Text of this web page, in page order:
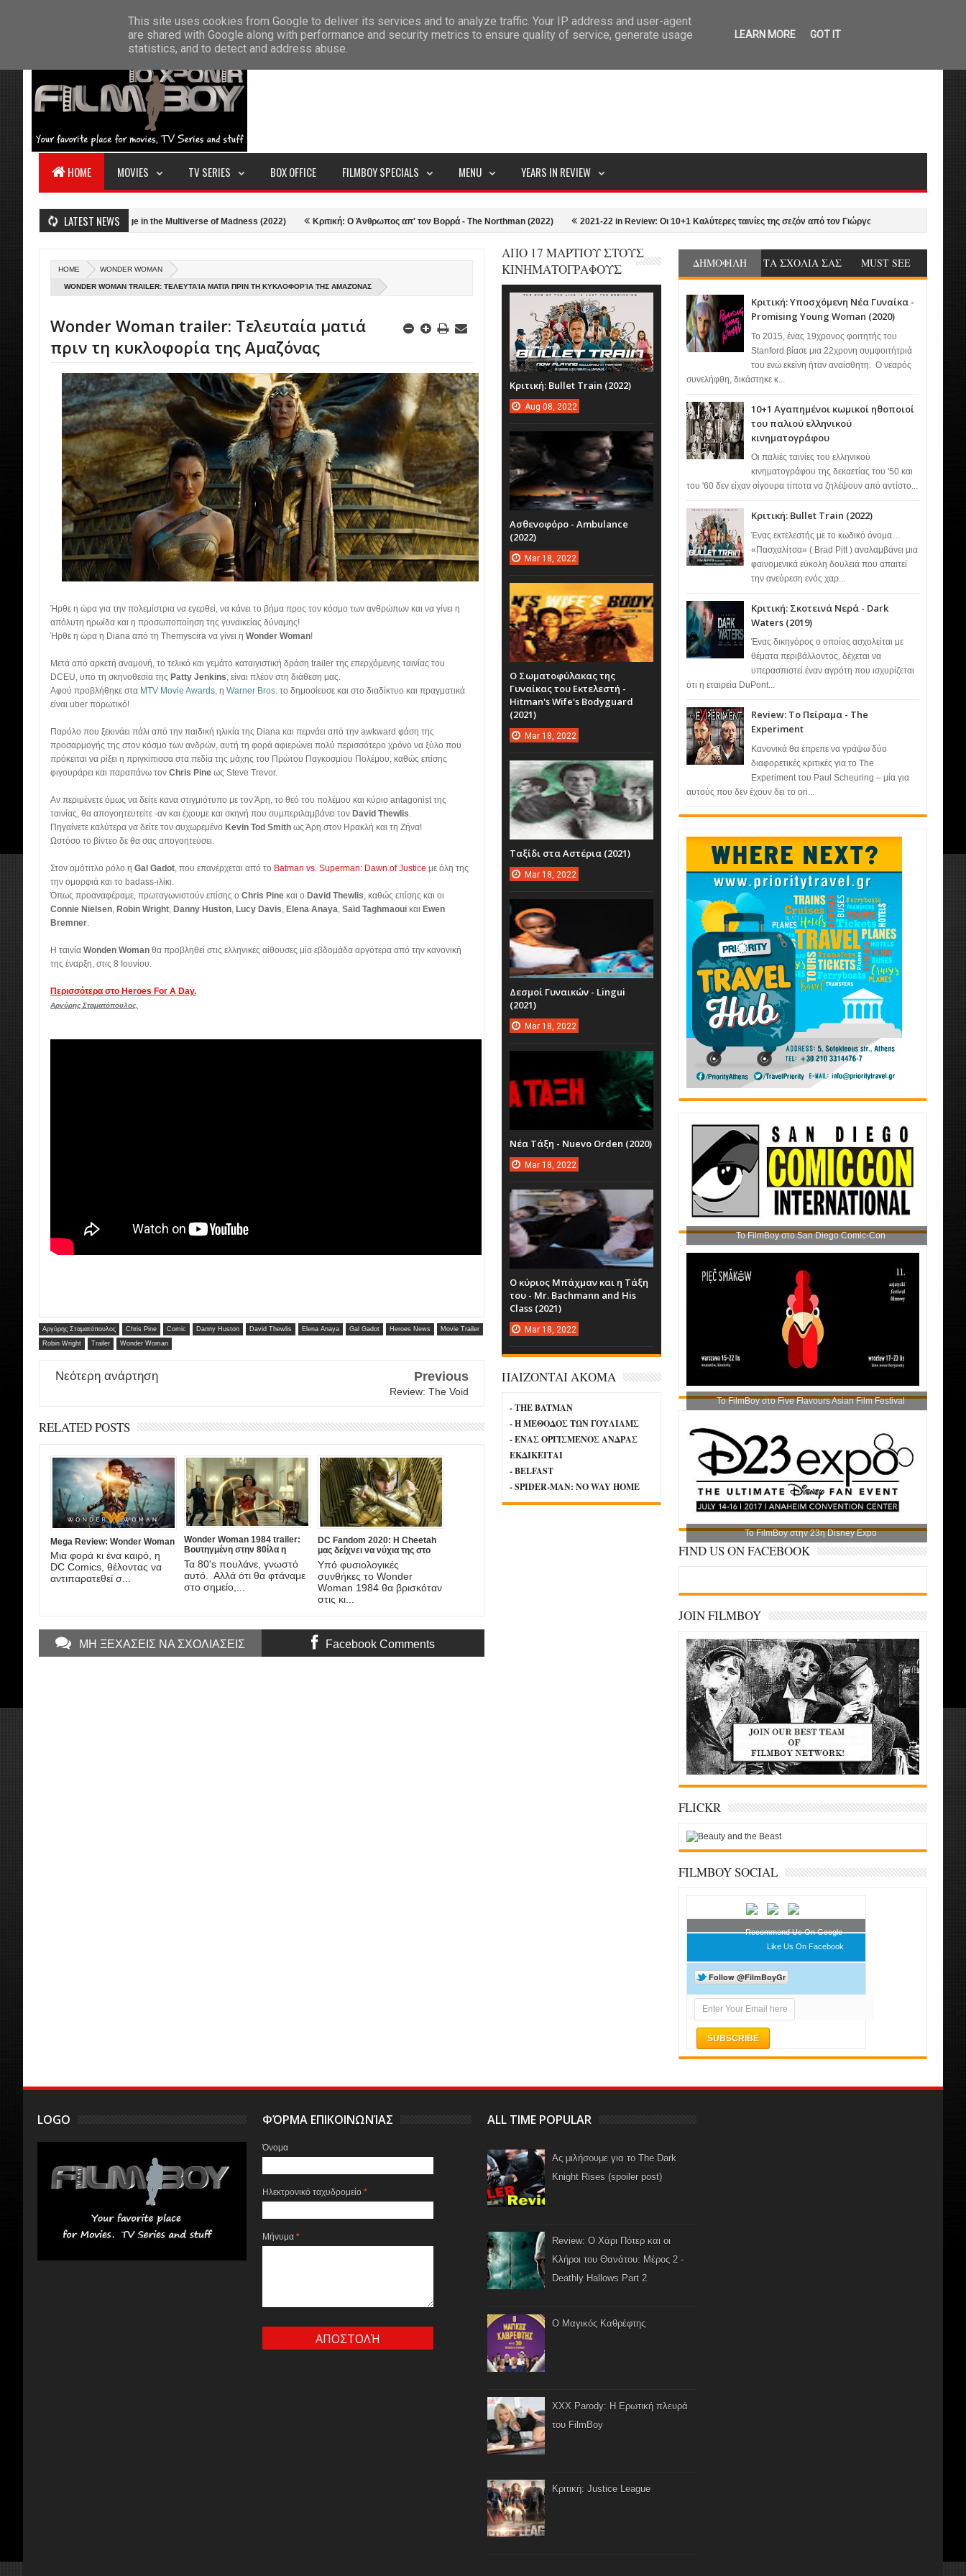
HOME ABOUT US CONTACT SITEMAP
HOME MOVIES TV SERIES BOX OFFICE FILMBOY SPECIALS MENU YEARS IN REVIEW
LATEST NEWS
Κριτική: Doctor Strange in the Multiverse of Madness (2022) Κριτική: Ο Άνθρωπος απ' τον Βορρά - The Northman (2022) 2021-22 in Review: Οι 10+1 Καλύτερες ταινίες της σεζόν από τον Γιώργο Νυκταράκη
HOME WONDER WOMAN
WONDER WOMAN TRAILER: ΤΕΛΕΥΤΑΊΑ ΜΑΤΙΆ ΠΡΙΝ ΤΗ ΚΥΚΛΟΦΟΡΊΑ ΤΗΣ ΑΜΑΖΌΝΑΣ
Wonder Woman trailer: Τελευταία ματιά
πριν τη κυκλοφορία της Αμαζόνας
Ήρθε η ώρα για την πολεμίστρια να εγερθεί, να κάνει το βήμα προς τον κόσμο των ανθρώπων και να γίνει η
απόλυτη ηρωίδα και η προσωποποίηση της γυναικείας δύναμης!
Ήρθε η ώρα η Diana από τη Themyscira να γίνει η Wonder Woman!
Μετά από αρκετή αναμονή, το τελικό και γεμάτο καταιγιστική δράση trailer της επερχόμενης ταινίας του
DCEU, υπό τη σκηνοθεσία της Patty Jenkins, είναι πλέον στη διάθεση μας.
Αφού προβλήθηκε στα MTV Movie Awards, η Warner Bros. το δημοσίευσε και στο διαδίκτυο και πραγματικά
είναι uber πορωτικό!
Παρόλο που ξεκινάει πάλι από την παιδική ηλικία της Diana και περνάει από την awkward φάση της
προσαρμογής της στον κόσμο των ανδρών, αυτή τη φορά αφιερώνει πολύ περισσότερο χρόνο να ξύλο που
πρόκειται να ρίξει η πριγκίπισσα στα πεδία της μάχης του Πρώτου Παγκοσμίου Πολέμου, καθώς επίσης
φιγουράρει και παραπάνω τον Chris Pine ως Steve Trevor.
Αν περιμένετε όμως να δείτε κανα στιγμιότυπο με τον Άρη, το θεό του πολέμου και κύριο antagonist της
ταινίας, θα απογοητευτείτε -αν και έχουμε και σκηνή που συμπεριλαμβάνει τον David Thewlis.
Πηγαίνετε καλύτερα να δείτε τον συχωρεμένο Kevin Tod Smith ως Άρη στον Ηρακλή και τη Ζήνα!
Ωστόσο το βίντεο δε θα σας απογοητεύσει.
Στον ομότιτλο ρόλο η Gal Gadot, που επανέρχεται από το Batman vs. Superman: Dawn of Justice με όλη της
την ομορφιά και το badass-ιλίκι.
Όπως προαναφέραμε, πρωταγωνιστούν επίσης ο Chris Pine και ο David Thewlis, καθώς επίσης και οι
Connie Nielsen, Robin Wright, Danny Huston, Lucy Davis, Elena Anaya, Said Taghmaoui και Ewen
Bremner.
Η ταινία Wonden Woman θα προβληθεί στις ελληνικές αίθουσες μία εβδομάδα αργότερα από την κανονική
της έναρξη, στις 8 Ιουνίου.
Περισσότερα στο Heroes For A Day.
Αργύρης Σταματόπουλος.
Αργύρης Σταματόπουλος Chris Pine Comic Danny Huston David Thewlis Elena Anaya Gal Gadot Heroes News
Movie Trailer
Robin Wright
Trailer Wonder Woman
Νεότερη ανάρτηση Previous
Review: The Void
RELATED POSTS
Mega Review: Wonder Woman
Μια φορά κι ένα καιρό, η
DC Comics, θέλοντας να
αντιπαρατεθεί σ...
Wonder Woman 1984 trailer:
Βουτηγμένη στην 80ίλα η
επιστροφή της Gal Gadot ως
Wonder Woman!
Τα 80's πουλάνε, γνωστό
αυτό. Αλλά ότι θα φτάναμε
στο σημείο,...
DC Fandom 2020: Η Cheetah
μας δείχνει να νύχια της στο
νέο trailer του Wonder Woman
1984
Υπό φυσιολογικές
συνθήκες το Wonder
Woman 1984 θα βρισκόταν
στις κι...
ΜΗ ΞΕΧΑΣΕΙΣ ΝΑ ΣΧΟΛΙΑΣΕΙΣ Facebook Comments
ΔΗΜΟΦΙΛΗ ΤΑ ΣΧΟΛΙΑ ΣΑΣ MUST SEE
Κριτική: Υποσχόμενη Νέα Γυναίκα -
Promising Young Woman (2020)
Το 2015, ένας 19χρονος φοιτητής του
Stanford βίασε μια 22χρονη συμφοιτήτριά
του ενώ εκείνη ήταν αναίσθητη. Ο νεαρός
συνελήφθη, δικάστηκε κ...
10+1 Αγαπημένοι κωμικοί ηθοποιοί
του παλιού ελληνικού
κινηματογράφου
Οι παλιές ταινίες του ελληνικού
κινηματογράφου της δεκαετίας του '50 και
του '60 δεν είχαν σίγουρα τίποτα να ζηλέψουν από αντίστο...
Κριτική: Bullet Train (2022)
Ένας εκτελεστής με το κωδικό όνομα…
«Πασχαλίτσα» ( Brad Pitt ) αναλαμβάνει μια
φαινομενικά εύκολη δουλειά που απαιτεί
την ανεύρεση ενός χαρ...
Κριτική: Σκοτεινά Νερά - Dark
Waters (2019)
Ένας δικηγόρος ο οποίος ασχολείται με
θέματα περιβάλλοντος, δέχεται να
υπερασπιστεί έναν αγρότη που ισχυρίζεται
ότι η εταιρεία DuPont...
Review: Το Πείραμα - The
Experiment
Κανονικά θα έπρεπε να γράψω δύο
διαφορετικές κριτικές για το The
Experiment του Paul Scheuring – μία για
αυτούς που δεν έχουν δει το ori...
Το FilmBoy στο San Diego Comic-Con
Το FilmBoy στο Five Flavours Asian Film Festival
Το FilmBoy στην 23η Disney Expo
FIND US ON FACEBOOK
JOIN FILMBOY
FLICKR
FILMBOY SOCIAL
Recommend Us On Google
Like Us On Facebook
ΑΠΟ 17 ΜΑΡΤΙΟΥ ΣΤΟΥΣ
ΚΙΝΗΜΑΤΟΓΡΑΦΟΥΣ
Κριτική: Bullet Train (2022)
Aug 08, 2022
Ασθενοφόρο - Ambulance
(2022)
Mar 18, 2022
Ο Σωματοφύλακας της
Γυναίκας του Εκτελεστή -
Hitman's Wife's Bodyguard
(2021)
Mar 18, 2022
Ταξίδι στα Αστέρια (2021)
Mar 18, 2022
Δεσμοί Γυναικών - Lingui
(2021)
Mar 18, 2022
Νέα Τάξη - Nuevo Orden (2020)
Mar 18, 2022
Ο κύριος Μπάχμαν και η Τάξη
του - Mr. Bachmann and His
Class (2021)
Mar 18, 2022
ΠΑΙΖΟΝΤΑΙ ΑΚΟΜΑ
- THE BATMAN
- Η ΜΕΘΟΔΟΣ ΤΩΝ ΓΟΥΛΙΑΜΣ
- ΕΝΑΣ ΟΡΓΙΣΜΕΝΟΣ ΑΝΔΡΑΣ
ΕΚΔΙΚΕΙΤΑΙ
- BELFAST
- SPIDER-MAN: NO WAY HOME
LOGO ΦΌΡΜΑ ΕΠΙΚΟΙΝΩΝΊΑΣ
Όνομα
Ηλεκτρονικό ταχυδρομείο*
Μήνυμα*
ALL TIME POPULAR
Ας μιλήσουμε για το The Dark
Knight Rises (spoiler post)
Review: Ο Χάρι Πότερ και οι
Κλήροι του Θανάτου: Μέρος 2 -
Deathly Hallows Part 2
Ο Μαγικός Καθρέφτης
XXX Parody: Η Ερωτική πλευρά
του FilmBoy
Κριτική: Justice League
This site uses cookies from Google to deliver its services and to analyze traffic. Your IP address and user-agent
are shared with Google along with performance and security metrics to ensure quality of service, generate usage
statistics, and to detect and address abuse.
LEARN MORE GOT IT